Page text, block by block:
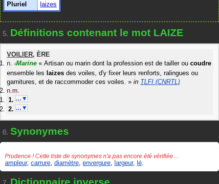
Pluriel
laizes
5. Définitions contenant le mot LAIZE
VOILIER, ÈRE
n. #Marine « Artisan ou marin dont la profession est de tailler ou coudre
ensemble les laizes des voiles, d'y fixer leurs renforts, ralingues ou
garnitures, et de raccommoder ces voiles. » in TLFI (CNRTL)
n.m.
…▼
…▼
6. Synonymes
Prudence ! Cette liste de synonymes n'a pas encore été vérifiée…
ampleur, carrure diamètre envergure largeur, lé
Dictionnaire inverse